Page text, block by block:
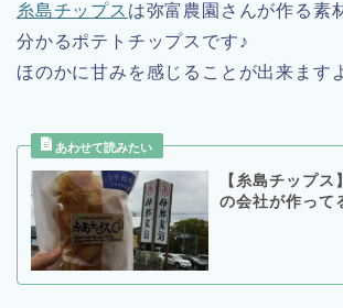
糸島チップス は弥富農園さんが作る素
分かるポテトチップスです♪
ほのかに甘みを感じることが出来ます
【糸島チップス
の会社が作って